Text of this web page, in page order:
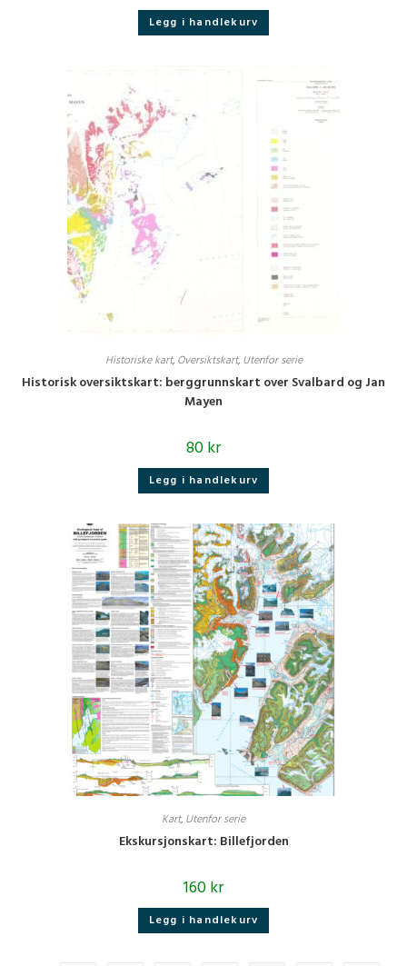
Legg i handlekurv
Historiske kart, Oversiktskart, Utenfor serie
Historisk oversiktskart: berggrunnskart over Svalbard og Jan
Mayen
80kr
Legg i handlekurv
Kart, Utenfor serie
Ekskursjonskart: Billefjorden
160kr
Legg i handlekurv